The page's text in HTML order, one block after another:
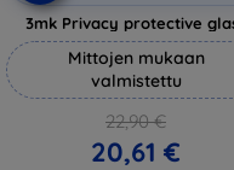
3mk Privacy protective
Mittojen mukaan
valmistettu
22,90 €
20,61 €